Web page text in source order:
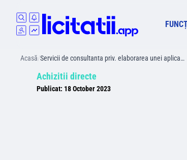
Acasă/Servicii de consultanta priv. elaborarea unei aplica…
Achizitii directe
Publicat: 18 October 2023